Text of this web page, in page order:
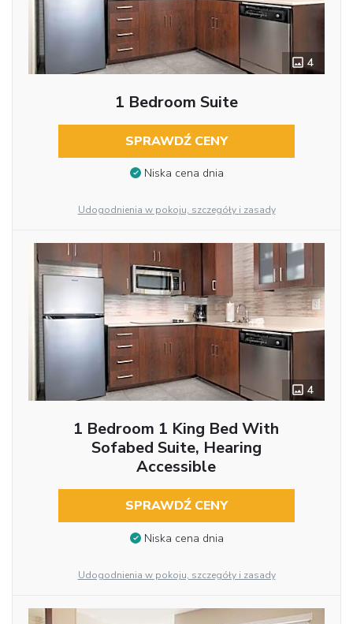
4
1 Bedroom Suite
SPRAWDŹ CENY
Niska cena dnia
Udogodnienia w pokoju, szczegóły i zasady
4
1 Bedroom 1 King Bed With
Sofabed Suite, Hearing
Accessible
SPRAWDŹ CENY
Niska cena dnia
Udogodnienia w pokoju, szczegóły i zasady